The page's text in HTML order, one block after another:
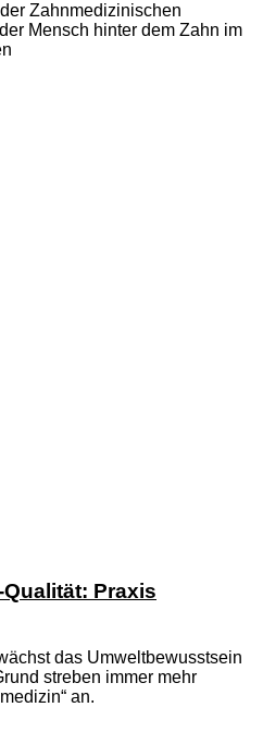
Zahnmedizinischen
Mensch hinter dem Zahn im
Praxis
das Umweltbewusstsein
streben immer mehr
an.